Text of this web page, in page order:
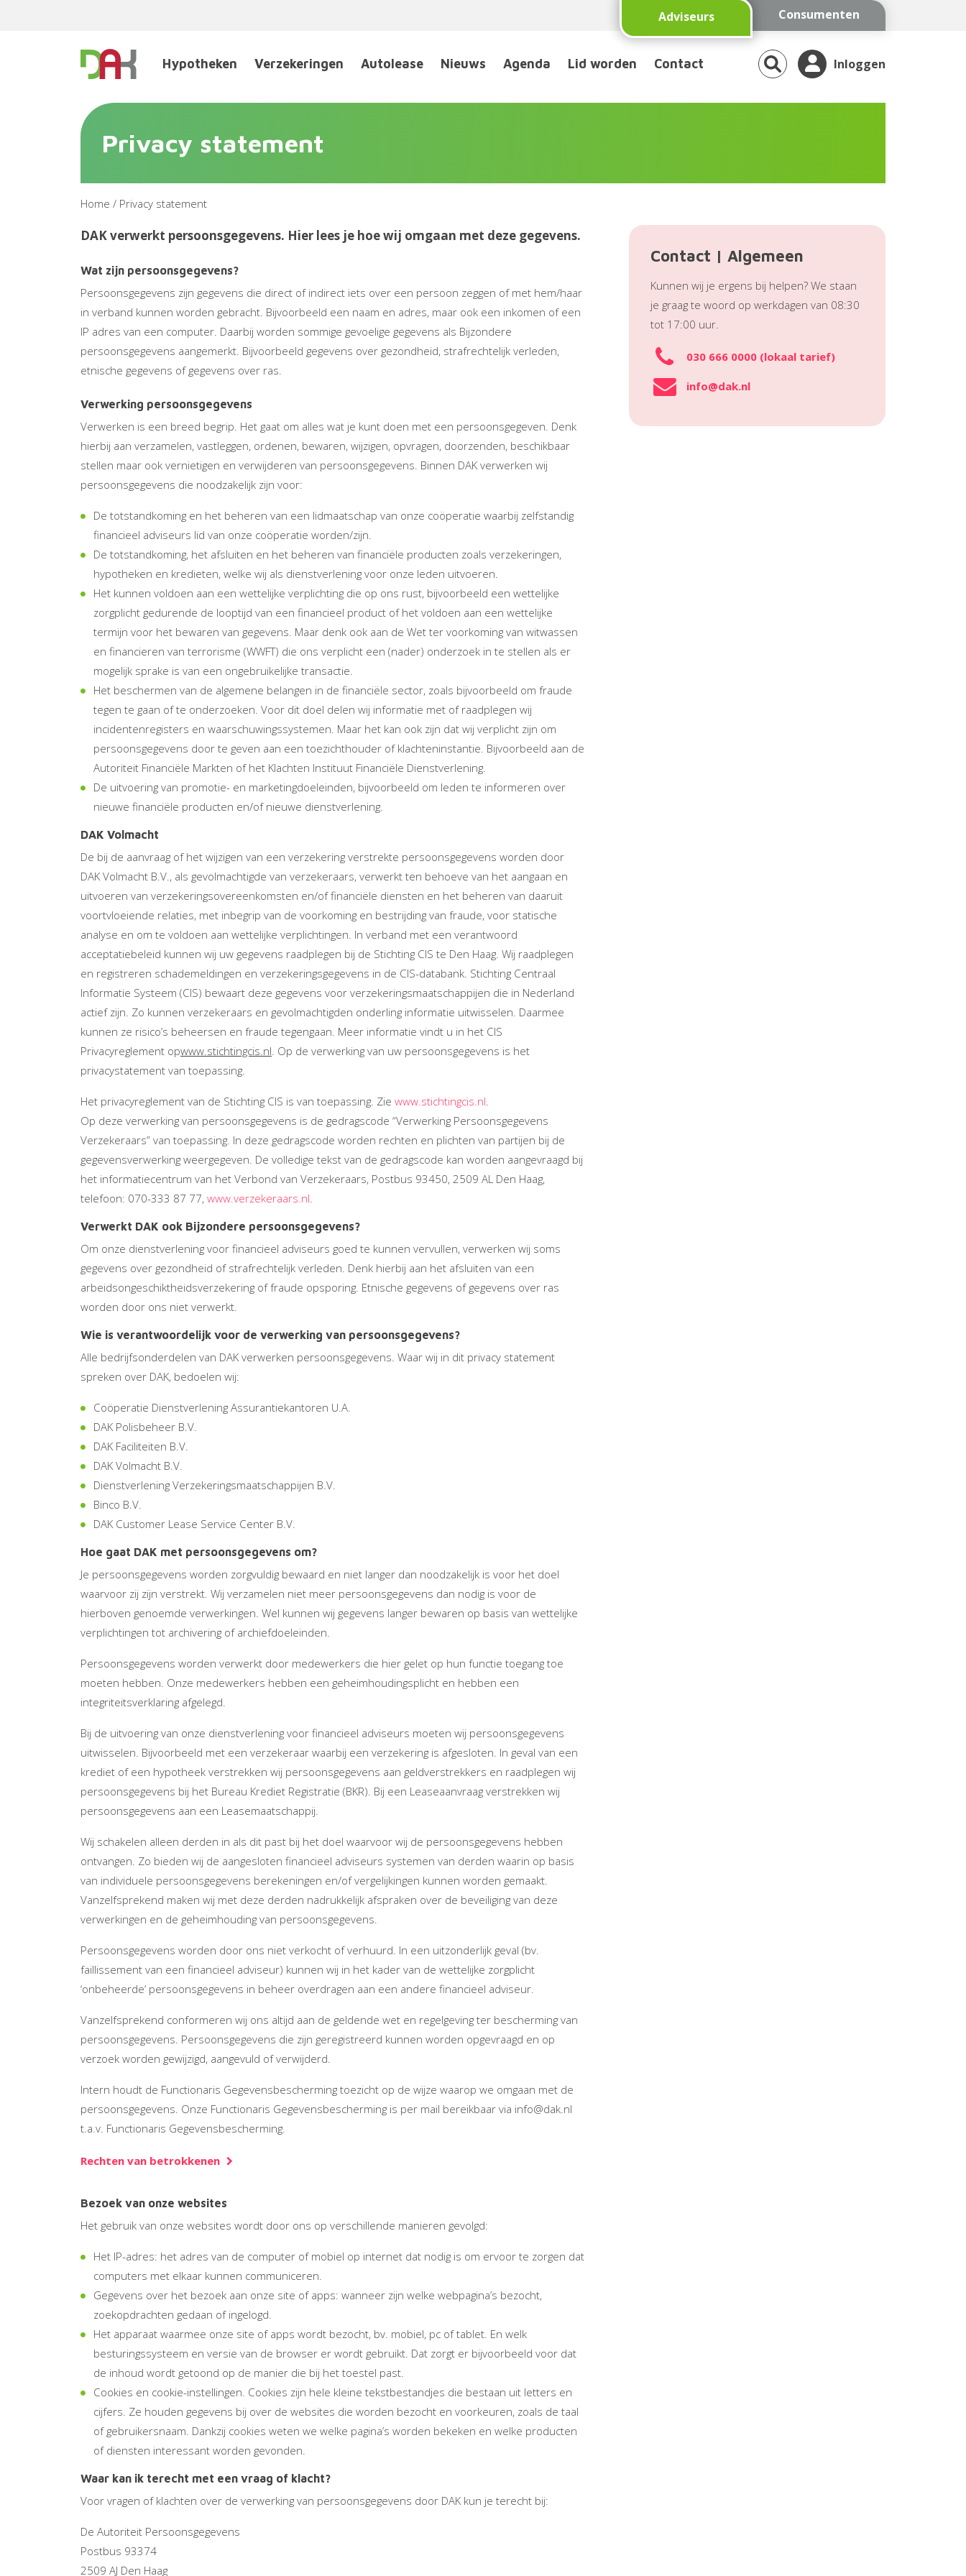
Adviseurs Consumenten
Hypotheken Verzekeringen Autolease Nieuws Agenda Lid worden Contact Inloggen
Privacy statement
Home / Privacy statement
DAK verwerkt persoonsgegevens. Hier lees je hoe wij omgaan met deze gegevens.
Wat zijn persoonsgegevens?
Persoonsgegevens zijn gegevens die direct of indirect iets over een persoon zeggen of met hem/haar
in verband kunnen worden gebracht. Bijvoorbeeld een naam en adres, maar ook een inkomen of een
IP adres van een computer. Daarbij worden sommige gevoelige gegevens als Bijzondere
persoonsgegevens aangemerkt. Bijvoorbeeld gegevens over gezondheid, strafrechtelijk verleden,
etnische gegevens of gegevens over ras.
Verwerking persoonsgegevens
Verwerken is een breed begrip. Het gaat om alles wat je kunt doen met een persoonsgegeven. Denk
hierbij aan verzamelen, vastleggen, ordenen, bewaren, wijzigen, opvragen, doorzenden, beschikbaar
stellen maar ook vernietigen en verwijderen van persoonsgegevens. Binnen DAK verwerken wij
persoonsgegevens die noodzakelijk zijn voor:
De totstandkoming en het beheren van een lidmaatschap van onze coöperatie waarbij zelfstandig
financieel adviseurs lid van onze coöperatie worden/zijn.
De totstandkoming, het afsluiten en het beheren van financiële producten zoals verzekeringen,
hypotheken en kredieten, welke wij als dienstverlening voor onze leden uitvoeren.
Het kunnen voldoen aan een wettelijke verplichting die op ons rust, bijvoorbeeld een wettelijke
zorgplicht gedurende de looptijd van een financieel product of het voldoen aan een wettelijke
termijn voor het bewaren van gegevens. Maar denk ook aan de Wet ter voorkoming van witwassen
en financieren van terrorisme (WWFT) die ons verplicht een (nader) onderzoek in te stellen als er
mogelijk sprake is van een ongebruikelijke transactie.
Het beschermen van de algemene belangen in de financiële sector, zoals bijvoorbeeld om fraude
tegen te gaan of te onderzoeken. Voor dit doel delen wij informatie met of raadplegen wij
incidentenregisters en waarschuwingssystemen. Maar het kan ook zijn dat wij verplicht zijn om
persoonsgegevens door te geven aan een toezichthouder of klachteninstantie. Bijvoorbeeld aan de
Autoriteit Financiële Markten of het Klachten Instituut Financiële Dienstverlening.
De uitvoering van promotie- en marketingdoeleinden, bijvoorbeeld om leden te informeren over
nieuwe financiële producten en/of nieuwe dienstverlening.
DAK Volmacht
De bij de aanvraag of het wijzigen van een verzekering verstrekte persoonsgegevens worden door
DAK Volmacht B.V., als gevolmachtigde van verzekeraars, verwerkt ten behoeve van het aangaan en
uitvoeren van verzekeringsovereenkomsten en/of financiële diensten en het beheren van daaruit
voortvloeiende relaties, met inbegrip van de voorkoming en bestrijding van fraude, voor statische
analyse en om te voldoen aan wettelijke verplichtingen. In verband met een verantwoord
acceptatiebeleid kunnen wij uw gegevens raadplegen bij de Stichting CIS te Den Haag. Wij raadplegen
en registreren schademeldingen en verzekeringsgegevens in de CIS-databank. Stichting Centraal
Informatie Systeem (CIS) bewaart deze gegevens voor verzekeringsmaatschappijen die in Nederland
actief zijn. Zo kunnen verzekeraars en gevolmachtigden onderling informatie uitwisselen. Daarmee
kunnen ze risico’s beheersen en fraude tegengaan. Meer informatie vindt u in het CIS
Privacyreglement opwww.stichtingcis.nl. Op de verwerking van uw persoonsgegevens is het
privacystatement van toepassing.
Het privacyreglement van de Stichting CIS is van toepassing. Zie www.stichtingcis.nl.
Op deze verwerking van persoonsgegevens is de gedragscode “Verwerking Persoonsgegevens
Verzekeraars” van toepassing. In deze gedragscode worden rechten en plichten van partijen bij de
gegevensverwerking weergegeven. De volledige tekst van de gedragscode kan worden aangevraagd bij
het informatiecentrum van het Verbond van Verzekeraars, Postbus 93450, 2509 AL Den Haag,
telefoon: 070-333 87 77, www.verzekeraars.nl.
Verwerkt DAK ook Bijzondere persoonsgegevens?
Om onze dienstverlening voor financieel adviseurs goed te kunnen vervullen, verwerken wij soms
gegevens over gezondheid of strafrechtelijk verleden. Denk hierbij aan het afsluiten van een
arbeidsongeschiktheidsverzekering of fraude opsporing. Etnische gegevens of gegevens over ras
worden door ons niet verwerkt.
Wie is verantwoordelijk voor de verwerking van persoonsgegevens?
Alle bedrijfsonderdelen van DAK verwerken persoonsgegevens. Waar wij in dit privacy statement
spreken over DAK, bedoelen wij:
Coöperatie Dienstverlening Assurantiekantoren U.A.
DAK Polisbeheer B.V.
DAK Faciliteiten B.V.
DAK Volmacht B.V.
Dienstverlening Verzekeringsmaatschappijen B.V.
Binco B.V.
DAK Customer Lease Service Center B.V.
Hoe gaat DAK met persoonsgegevens om?
Je persoonsgegevens worden zorgvuldig bewaard en niet langer dan noodzakelijk is voor het doel
waarvoor zij zijn verstrekt. Wij verzamelen niet meer persoonsgegevens dan nodig is voor de
hierboven genoemde verwerkingen. Wel kunnen wij gegevens langer bewaren op basis van wettelijke
verplichtingen tot archivering of archiefdoeleinden.
Persoonsgegevens worden verwerkt door medewerkers die hier gelet op hun functie toegang toe
moeten hebben. Onze medewerkers hebben een geheimhoudingsplicht en hebben een
integriteitsverklaring afgelegd.
Bij de uitvoering van onze dienstverlening voor financieel adviseurs moeten wij persoonsgegevens
uitwisselen. Bijvoorbeeld met een verzekeraar waarbij een verzekering is afgesloten. In geval van een
krediet of een hypotheek verstrekken wij persoonsgegevens aan geldverstrekkers en raadplegen wij
persoonsgegevens bij het Bureau Krediet Registratie (BKR). Bij een Leaseaanvraag verstrekken wij
persoonsgegevens aan een Leasemaatschappij.
Wij schakelen alleen derden in als dit past bij het doel waarvoor wij de persoonsgegevens hebben
ontvangen. Zo bieden wij de aangesloten financieel adviseurs systemen van derden waarin op basis
van individuele persoonsgegevens berekeningen en/of vergelijkingen kunnen worden gemaakt.
Vanzelfsprekend maken wij met deze derden nadrukkelijk afspraken over de beveiliging van deze
verwerkingen en de geheimhouding van persoonsgegevens.
Persoonsgegevens worden door ons niet verkocht of verhuurd. In een uitzonderlijk geval (bv.
faillissement van een financieel adviseur) kunnen wij in het kader van de wettelijke zorgplicht
‘onbeheerde’ persoonsgegevens in beheer overdragen aan een andere financieel adviseur.
Vanzelfsprekend conformeren wij ons altijd aan de geldende wet en regelgeving ter bescherming van
persoonsgegevens. Persoonsgegevens die zijn geregistreerd kunnen worden opgevraagd en op
verzoek worden gewijzigd, aangevuld of verwijderd.
Intern houdt de Functionaris Gegevensbescherming toezicht op de wijze waarop we omgaan met de
persoonsgegevens. Onze Functionaris Gegevensbescherming is per mail bereikbaar via info@dak.nl
t.a.v. Functionaris Gegevensbescherming.
Rechten van betrokkenen
Bezoek van onze websites
Het gebruik van onze websites wordt door ons op verschillende manieren gevolgd:
Het IP-adres: het adres van de computer of mobiel op internet dat nodig is om ervoor te zorgen dat
computers met elkaar kunnen communiceren.
Gegevens over het bezoek aan onze site of apps: wanneer zijn welke webpagina’s bezocht,
zoekopdrachten gedaan of ingelogd.
Het apparaat waarmee onze site of apps wordt bezocht, bv. mobiel, pc of tablet. En welk
besturingssysteem en versie van de browser er wordt gebruikt. Dat zorgt er bijvoorbeeld voor dat
de inhoud wordt getoond op de manier die bij het toestel past.
Cookies en cookie-instellingen. Cookies zijn hele kleine tekstbestandjes die bestaan uit letters en
cijfers. Ze houden gegevens bij over de websites die worden bezocht en voorkeuren, zoals de taal
of gebruikersnaam. Dankzij cookies weten we welke pagina’s worden bekeken en welke producten
of diensten interessant worden gevonden.
Waar kan ik terecht met een vraag of klacht?
Voor vragen of klachten over de verwerking van persoonsgegevens door DAK kun je terecht bij:
De Autoriteit Persoonsgegevens
Postbus 93374
2509 AJ Den Haag
Contact | Algemeen
Kunnen wij je ergens bij helpen? We staan
je graag te woord op werkdagen van 08:30
tot 17:00 uur.
030 666 0000 (lokaal tarief)
info@dak.nl